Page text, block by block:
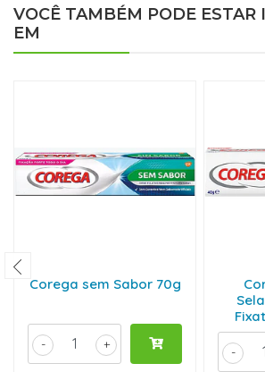
VOCÊ TAMBÉM PODE ESTAR
EM
Corega sem Sabor 70g
+
- -